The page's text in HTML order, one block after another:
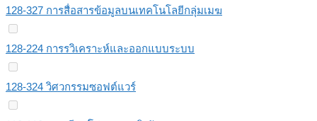
128-327 การสื่อสารข้อมูลบนเทคโนโลยีกลุ่มเมฆ
128-224 การรวิเคราะห์และออกแบบระบบ
128-324 วิศวกรรมซอฟต์แวร์